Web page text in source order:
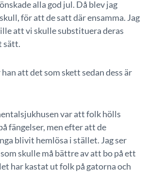
alla god jul. Då blev jag
för att de satt där ensamma. Jag
att vi skulle substituera deras
sätt.
att det som skett sedan dess är
var att folk hölls
fängelser, men efter att de
blivit hemlösa i stället. Jag ser
skulle må bättre av att bo på ett
har kastat ut folk på gatorna och